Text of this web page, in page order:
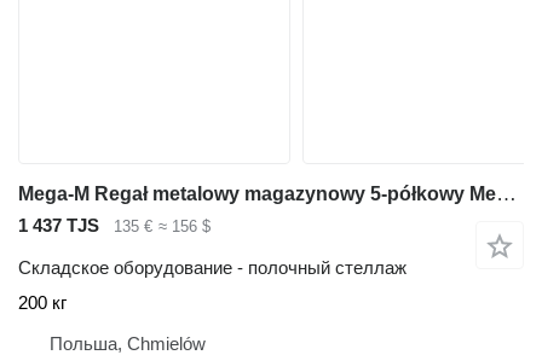
Mega-M Regał metalowy magazynowy 5-półkowy Mega-M FORTIS LIGHT H-200 cm
1 437 TJS 135 € ≈ 156 $
Складское оборудование - полочный стеллаж
200 кг
Польша, Chmielów